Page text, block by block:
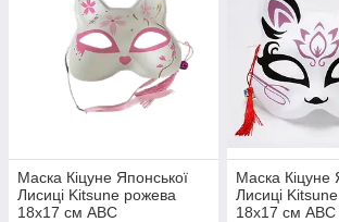
Маска Кіцуне Японської
Лисиці Kitsune рожева
18х17 см ABC
Маска Кіцуне
Лисиці
18х17 см ABC